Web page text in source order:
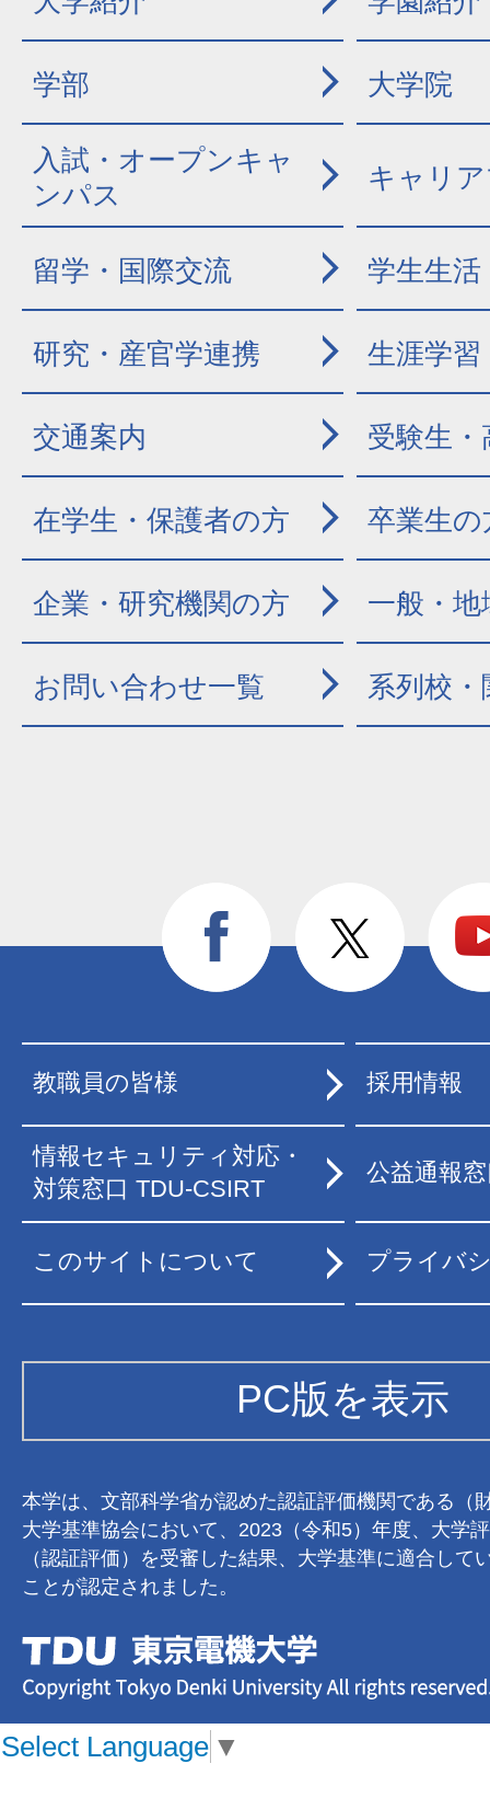
学部 大学院
入試・オープンキャ
ンパス
キャリ
留学・国際交流 学生生活
研究・産官学連携 生涯学習
交通案内 受験生
在学生・保護者の方 卒業生の
企業・研究機関の方 一般・地
お問い合わせ一覧 系列校
教職員の皆様 採用情報
情報セキュリティ対応・
対策窓口 TDU-CSIRT
公益通報
このサイトについて プライバ
PC版を表示
本学は、文部科学省が認めた認証評価機関である（
大学基準協会において、2023（令和5）年度、大学
（認証評価）を受審した結果、大学基準に適合して
ことが認定されました。
Select Language ▼